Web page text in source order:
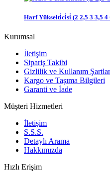
Harf Yükselti̇ci̇si̇ (2 2,5 3 3,5 4
Kurumsal
İletişim
Sipariş Takibi
Gizlilik ve Kullanım
Kargo ve Taşıma Bilgileri
Garanti ve İade
Müşteri Hizmetleri
İletişim
S.S.S.
Detaylı Arama
Hakkımızda
Hızlı Erişim